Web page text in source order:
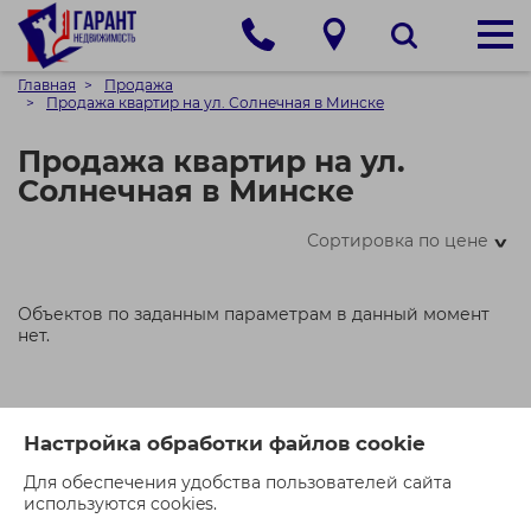
Настройка обработки файлов cookie
Для обеспечения удобства пользователей сайта
используются cookies.
Главная
Продажа
Продажа квартир на ул. Солнечная в Минске
Продажа квартир на ул.
Солнечная в Минске
Сортировка по цене>
Объектов по заданным параметрам в данный момент
нет.